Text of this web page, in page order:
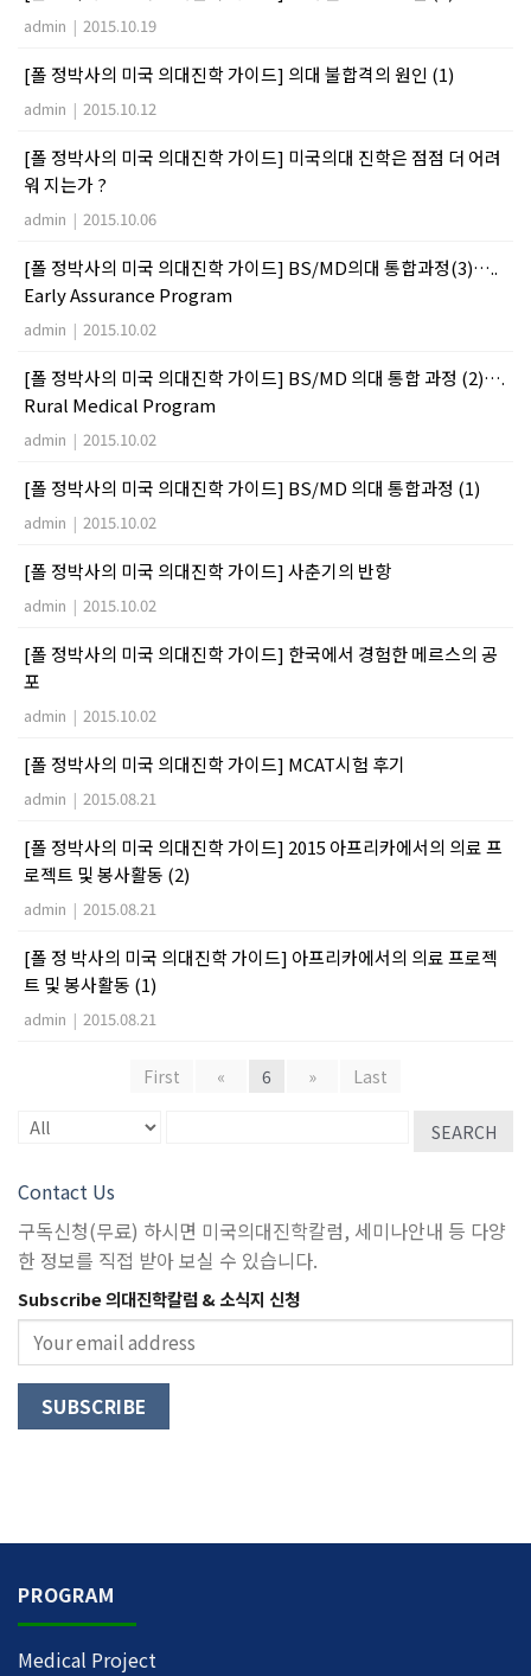
admin | 2015.10.19
[폴 정박사의 미국 의대진학 가이드] 의대 불합격의 원인 (1)
admin | 2015.10.12
[폴 정박사의 미국 의대진학 가이드] 미국의대 진학은 점점 더 어려
워 지는가 ?
admin | 2015.10.06
[폴 정박사의 미국 의대진학 가이드] BS/MD의대 통합과정(3)…..
Early Assurance Program
admin | 2015.10.02
[폴 정박사의 미국 의대진학 가이드] BS/MD 의대 통합 과정 (2)….
Rural Medical Program
admin | 2015.10.02
[폴 정박사의 미국 의대진학 가이드] BS/MD 의대 통합과정 (1)
admin | 2015.10.02
[폴 정박사의 미국 의대진학 가이드] 사춘기의 반항
admin | 2015.10.02
[폴 정박사의 미국 의대진학 가이드] 한국에서 경험한 메르스의 공
포
admin | 2015.10.02
[폴 정박사의 미국 의대진학 가이드] MCAT시험 후기
admin | 2015.08.21
[폴 정박사의 미국 의대진학 가이드] 2015 아프리카에서의 의료 프
로젝트 및 봉사활동 (2)
admin | 2015.08.21
[폴 정 박사의 미국 의대진학 가이드] 아프리카에서의 의료 프로젝
트 및 봉사활동 (1)
admin | 2015.08.21
First « 6 » Last
SEARCH
Contact Us
구독신청(무료) 하시면 미국의대진학칼럼, 세미나안내 등 다양
한 정보를 직접 받아 보실 수 있습니다.
Subscribe 의대진학칼럼 & 소식지 신청
PROGRAM
Medical Project